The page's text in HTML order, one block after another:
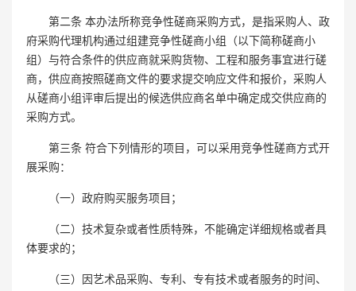
第二条 本办法所称竞争性磋商采购方式，是指采购人、政
府采购代理机构通过组建竞争性磋商小组（以下简称磋商小
组）与符合条件的供应商就采购货物、工程和服务事宜进行磋
商，供应商按照磋商文件的要求提交响应文件和报价，采购人
从磋商小组评审后提出的候选供应商名单中确定成交供应商的
采购方式。
第三条 符合下列情形的项目，可以采用竞争性磋商方式开
展采购：
（一）政府购买服务项目；
（二）技术复杂或者性质特殊，不能确定详细规格或者具
体要求的；
（三）因艺术品采购、专利、专有技术或者服务的时间、